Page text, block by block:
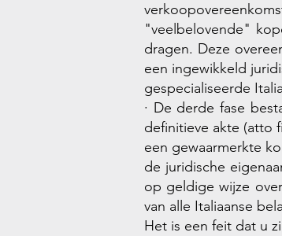
"veelbelovende"
dragen. Deze
een ingewikkeld
gespecialiseerde
· De derde fase
definitieve akte (atto
een gewaarmerkte
de juridische
op geldige wijze
van alle Italiaanse
Het is een feit dat u